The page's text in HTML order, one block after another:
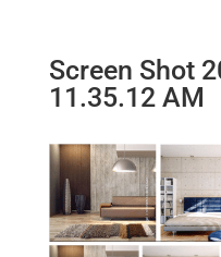
Screen Shot
11.35.12 AM